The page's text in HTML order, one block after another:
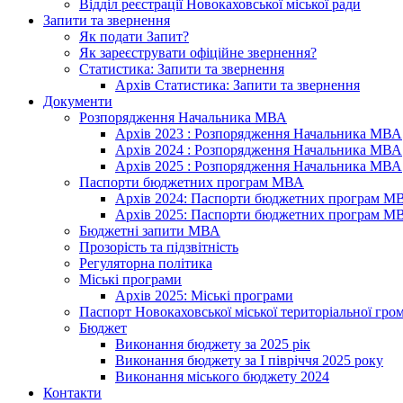
Відділ реєстрації Новокаховської міської ради
Запити та звернення
Як подати Запит?
Як зареєструвати офіційне звернення?
Статистика: Запити та звернення
Архів Статистика: Запити та звернення
Документи
Розпорядження Начальника МВА
Архів 2023 : Розпорядження Начальника МВА
Архів 2024 : Розпорядження Начальника МВА
Архів 2025 : Розпорядження Начальника МВА
Паспорти бюджетних програм МВА
Архів 2024: Паспорти бюджетних програм
Архів 2025: Паспорти бюджетних програм
Бюджетні запити МВА
Прозорість та підзвітність
Регуляторна політика
Міські програми
Архів 2025: Міські програми
Паспорт Новокаховської міської територіальної
Бюджет
Виконання бюджету за 2025 рік
Виконання бюджету за І півріччя 2025 року
Виконання міського бюджету 2024
Контакти